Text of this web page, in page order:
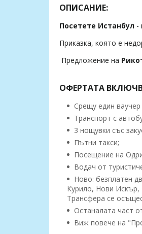
ОПИСАНИЕ:
Посетете Истанбул -
Приказка, която е
Предложение на
ОФЕРТАТА
Срещу един
Транспорт с
3 нощувки със
Пътни такси;
Посещение на
Водач от
Ново: безплатен
Курило, Нови
Трансфера се
Останалата част
Виж повече на